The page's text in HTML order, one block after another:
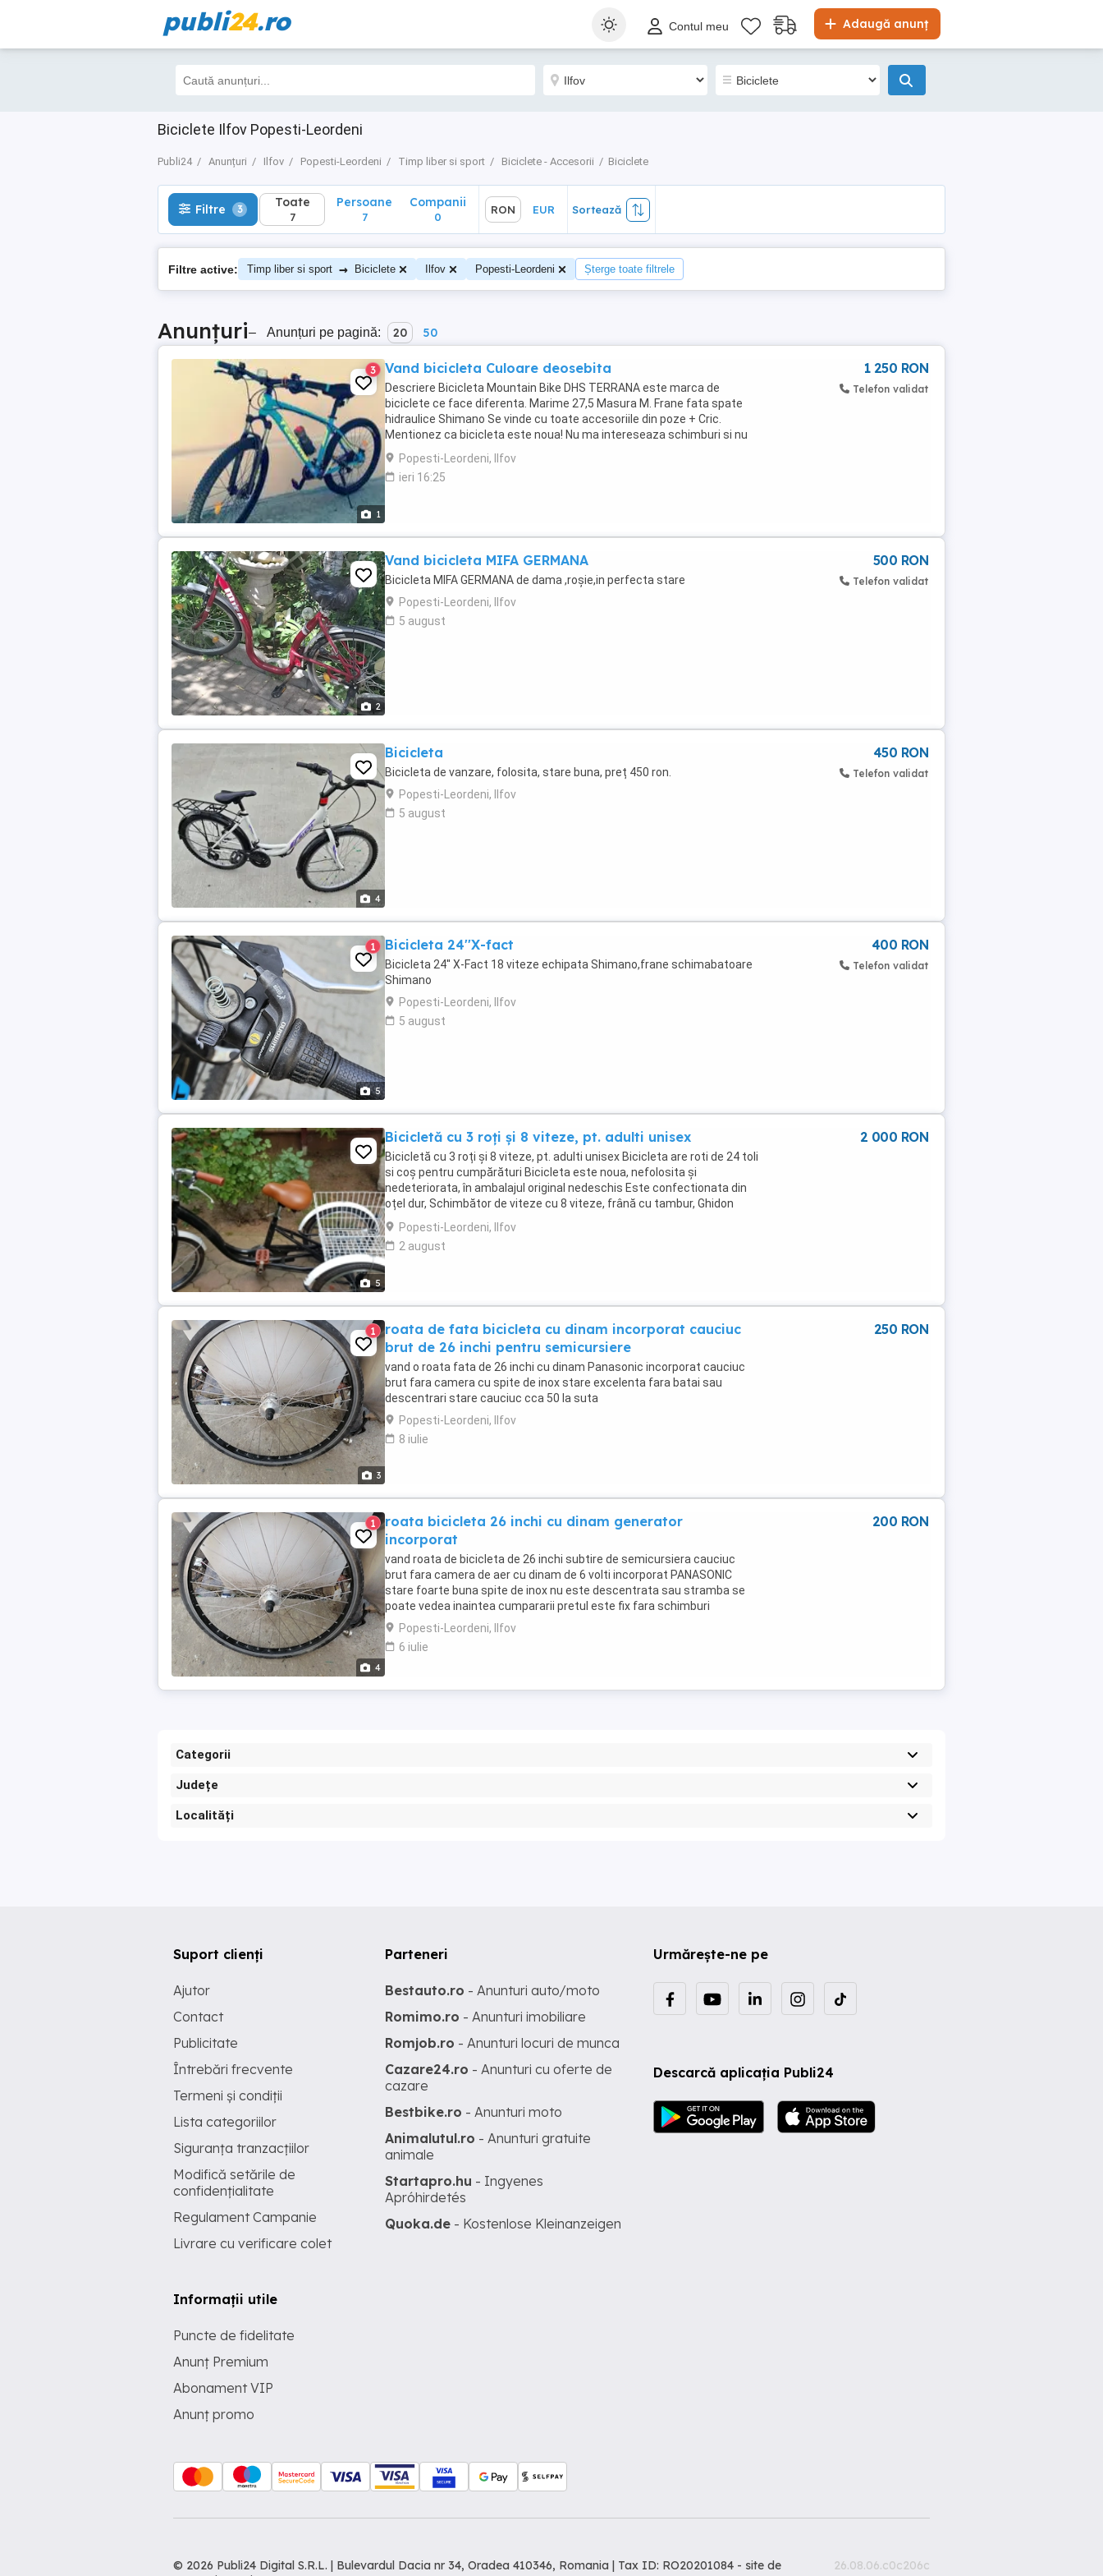
publi24.ro Adaugă anunț
Contul meu
Biciclete Ilfov Popesti-Leordeni
Publi24 Anunțuri Ilfov Popesti-Leordeni Timp liber si sport Biciclete - Accesorii Biciclete
Filtre 3 Toate
7
Sortează
Filtre 3 Toate
7
Persoane
7
Companii
0
RON EUR Sortează
Filtre active: Timp liber si sport → Biciclete Ilfov Popesti-Leordeni Șterge toate filtrele
Anunțuri– Anunțuri pe pagină: 20 50
1
3 Vand bicicleta Culoare deosebita
Descriere Bicicleta Mountain Bike DHS TERRANA este marca de
biciclete ce face diferenta. Marime 27,5 Masura M. Frane fata spate
hidraulice Shimano Se vinde cu toate accesoriile din poze + Cric.
Mentionez ca bicicleta este noua! Nu ma intereseaza schimburi si nu
raspund la negocieri! Scurta descriere ...
Popesti-Leordeni, Ilfov
ieri 16:25
1 250 RON
Telefon validat
2
Vand bicicleta MIFA GERMANA
Bicicleta MIFA GERMANA de dama ,roșie,in perfecta stare
Popesti-Leordeni, Ilfov
5 august
500 RON
Telefon validat
4
Bicicleta
Bicicleta de vanzare, folosita, stare buna, preț 450 ron.
Popesti-Leordeni, Ilfov
5 august
450 RON
Telefon validat
5
1 Bicicleta 24''X-fact
Bicicleta 24'' X-Fact 18 viteze echipata Shimano,frane schimabatoare
Shimano
Popesti-Leordeni, Ilfov
5 august
400 RON
Telefon validat
5
Bicicletă cu 3 roți și 8 viteze, pt. adulti unisex
Bicicletă cu 3 roți și 8 viteze, pt. adulti unisex Bicicleta are roti de 24 toli
si coș pentru cumpărături Bicicleta este noua, nefolosita și
nedeteriorata, în ambalajul original nedeschis Este confectionata din
oțel dur, Schimbător de viteze cu 8 viteze, frână cu tambur, Ghidon
Cruiser, Anvelope ...
Popesti-Leordeni, Ilfov
2 august
2 000 RON
3
1
roata de fata bicicleta cu dinam incorporat cauciuc
brut de 26 inchi pentru semicursiere
vand o roata fata de 26 inchi cu dinam Panasonic incorporat cauciuc
brut fara camera cu spite de inox stare excelenta fara batai sau
descentrari stare cauciuc cca 50 la suta
Popesti-Leordeni, Ilfov
8 iulie
250 RON
4
1
roata bicicleta 26 inchi cu dinam generator
incorporat
vand roata de bicicleta de 26 inchi subtire de semicursiera cauciuc
brut fara camera de aer cu dinam de 6 volti incorporat PANASONIC
stare foarte buna spite de inox nu este descentrata sau stramba se
poate vedea inaintea cumpararii pretul este fix fara schimburi
Popesti-Leordeni, Ilfov
6 iulie
200 RON
Categorii
Județe
Localități
Urmărește-ne pe
Descarcă aplicația Publi24
Suport clienți
Ajutor
Contact
Publicitate
Întrebări frecvente
Termeni și condiții
Lista categoriilor
Siguranța tranzacțiilor
Modifică setările de
confidențialitate
Regulament Campanie
Livrare cu verificare colet
Informații utile
Puncte de fidelitate
Anunț Premium
Abonament VIP
Anunț promo
Parteneri
Bestauto.ro - Anunturi auto/moto
Romimo.ro - Anunturi imobiliare
Romjob.ro - Anunturi locuri de munca
Cazare24.ro - Anunturi cu oferte de
cazare
Bestbike.ro - Anunturi moto
Animalutul.ro - Anunturi gratuite
animale
Startapro.hu - Ingyenes
Apróhirdetés
Quoka.de - Kostenlose Kleinanzeigen
© 2026 Publi24 Digital S.R.L. | Bulevardul Dacia nr 34, Oradea 410346, Romania | Tax ID: RO20201084 - site de
26.08.06.c0c206c